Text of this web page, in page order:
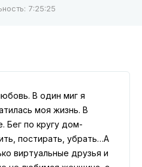
7:25:25
В один миг я
моя жизнь. В
Бег по кругу дом-
постирать, убрать…А
виртуальные друзья и